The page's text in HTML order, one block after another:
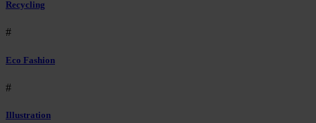
Recycling
#
Eco Fashion
#
Illustration